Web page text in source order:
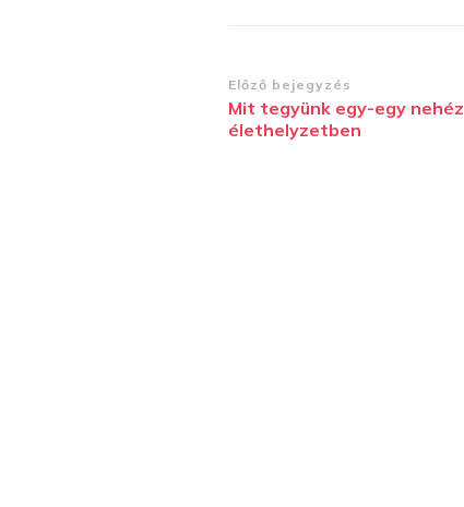
Bejegyzések
navigációja
Előző bejegyzés
Mit tegyünk egy-egy nehéz
élethelyzetben